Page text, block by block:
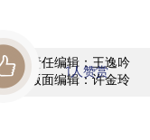
责任编辑：王逸吟
版面编辑：许金玲
1人赞赏